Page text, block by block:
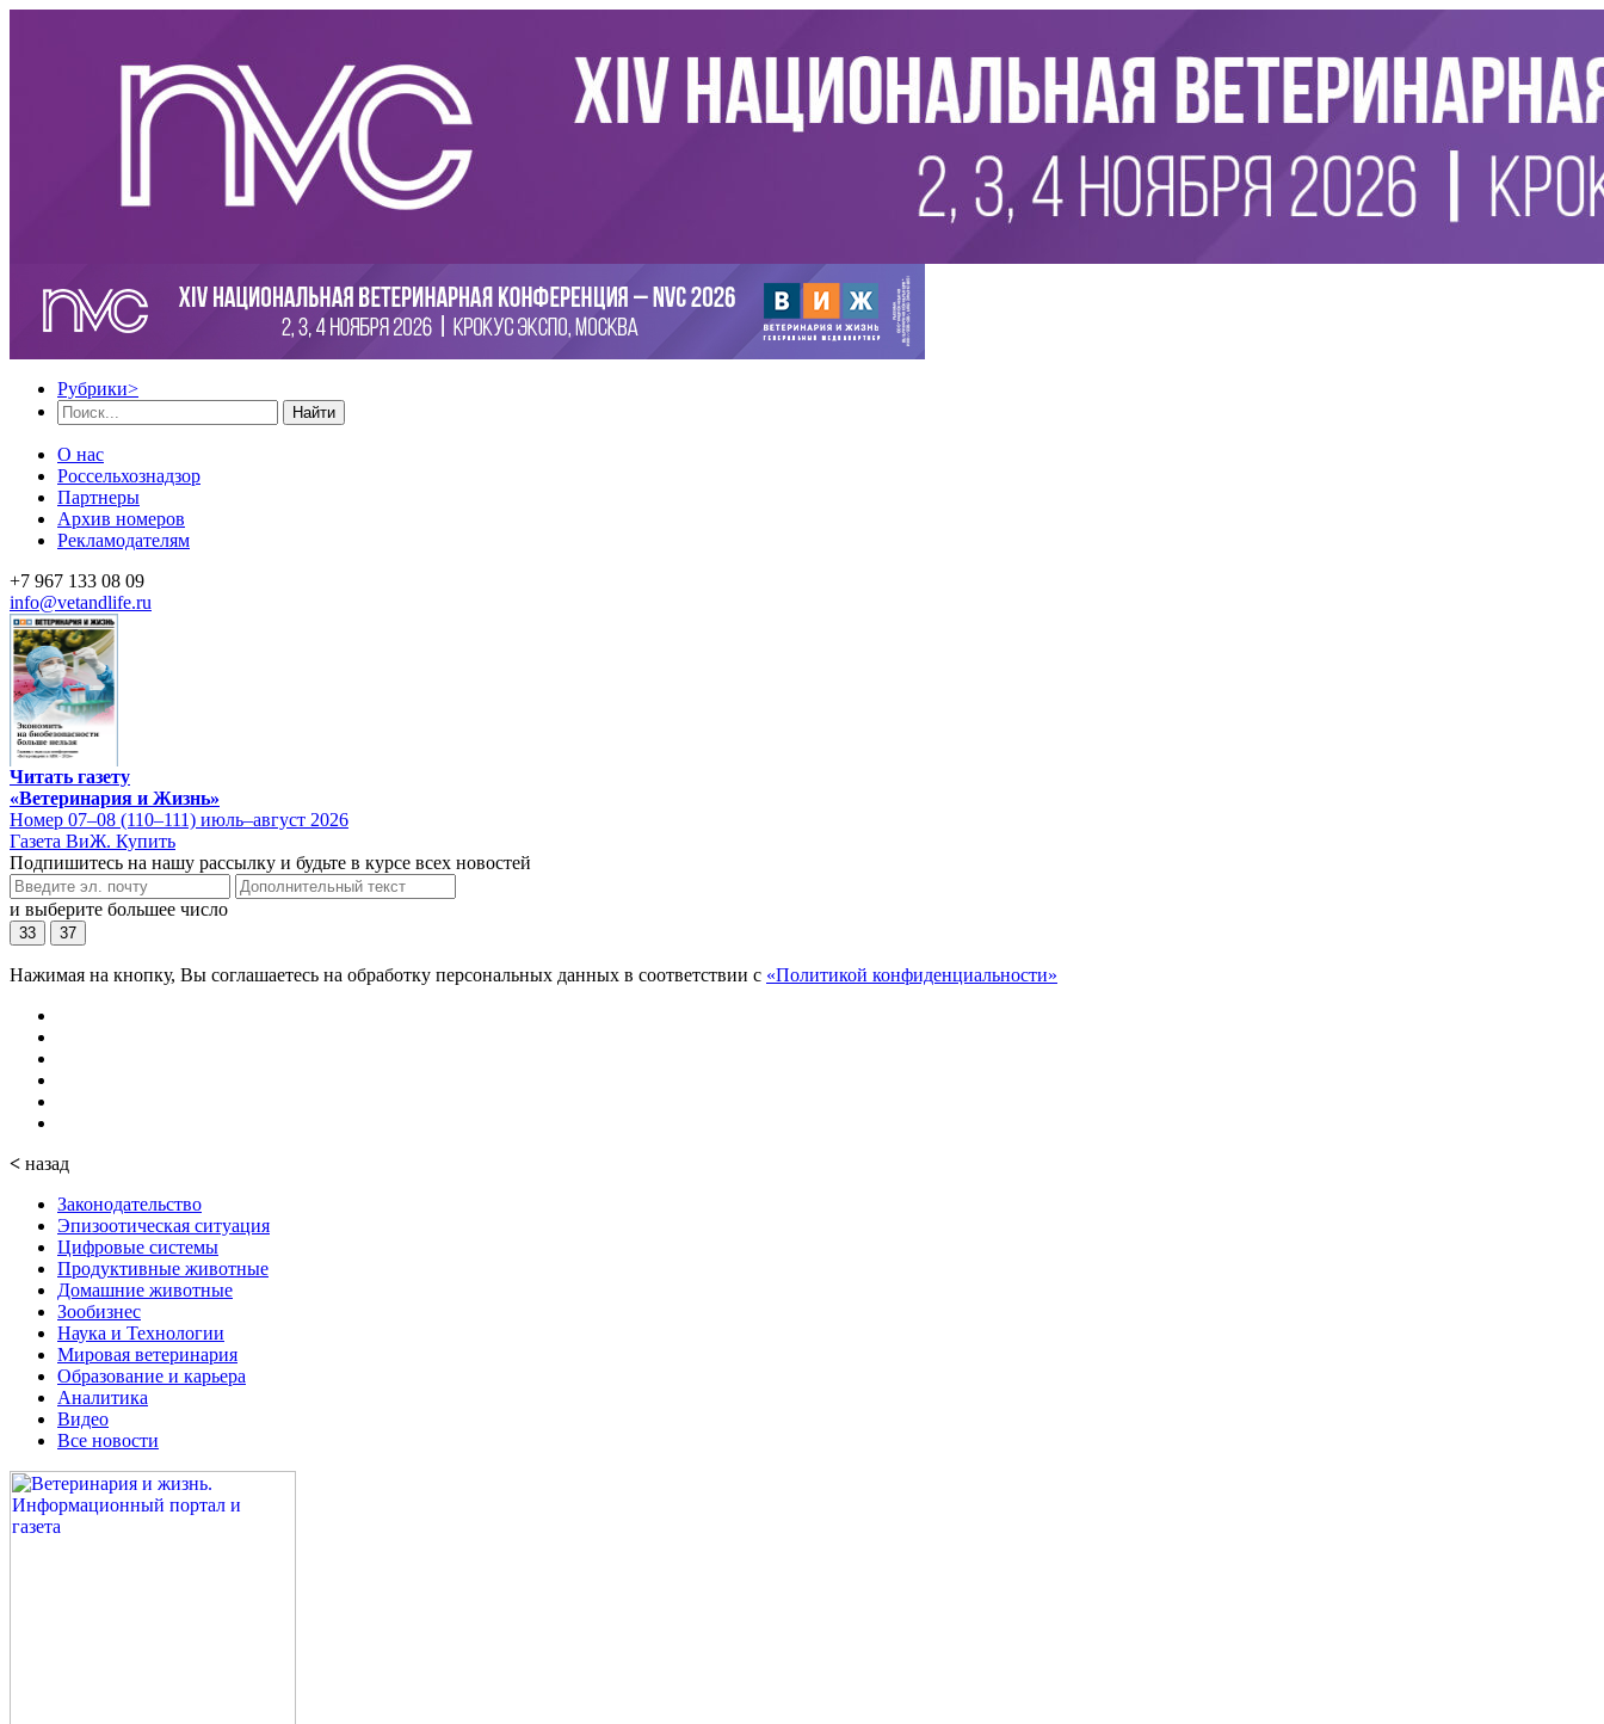
Рубрики>
Найти
О нас
Россельхознадзор
Партнеры
Архив номеров
Рекламодателям
+7 967 133 08 09
info@vetandlife.ru
Читать газету
«Ветеринария и Жизнь»
Номер 07–08 (110–111) июль–август 2026
Газета ВиЖ. Купить
Подпишитесь на нашу рассылку и будьте в курсе всех новостей
и выберите большее число
33 37
Нажимая на кнопку, Вы соглашаетесь на обработку персональных данных в соответствии с «Политикой конфиденциальности»
< назад
Законодательство
Эпизоотическая ситуация
Цифровые системы
Продуктивные животные
Домашние животные
Зообизнес
Наука и Технологии
Мировая ветеринария
Образование и карьера
Аналитика
Видео
Все новости